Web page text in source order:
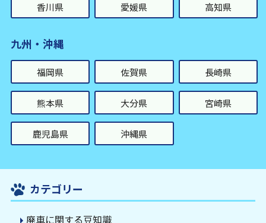
香川県 愛媛県 高知県
九州・沖縄
福岡県 佐賀県 長崎県
熊本県 大分県 宮崎県
鹿児島県 沖縄県
カテゴリー
廃車に関する豆知識